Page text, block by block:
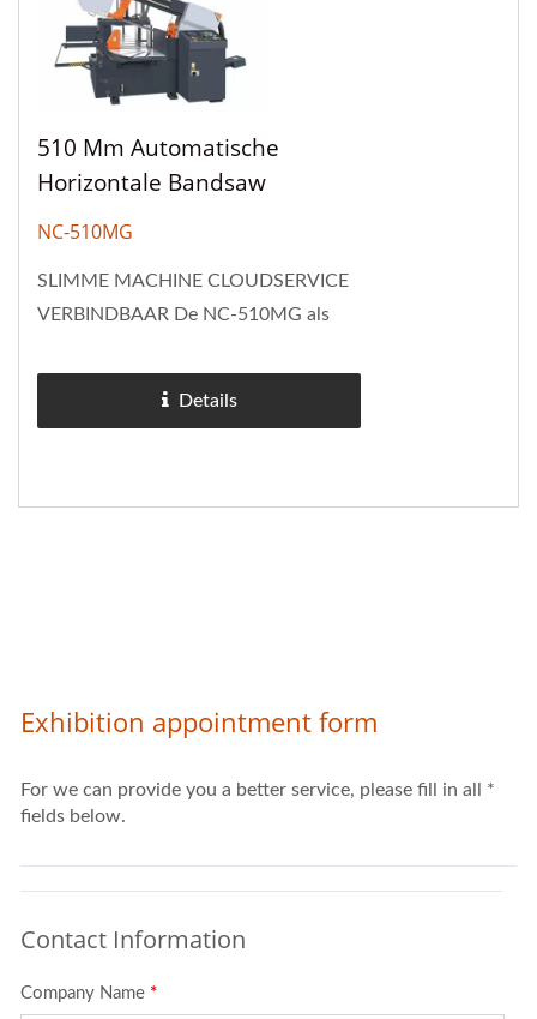
510 Mm Automatische
Horizontale Bandsaw
NC-510MG
SLIMME MACHINE CLOUDSERVICE
VERBINDBAAR De NC-510MG als
verstekzaag is ideaal voor
Details